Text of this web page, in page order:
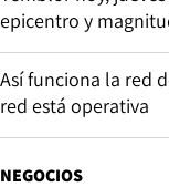
epicentro y
Así funciona la red
red está operativa
NEGOCIOS